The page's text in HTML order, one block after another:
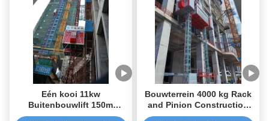
Eén kooi 11kw
Buitenbouwlift 150m
Bouwplaatshef
Bouwterrein 4000 kg Rack
and Pinion Construction
Hoist CE goedgekeurd